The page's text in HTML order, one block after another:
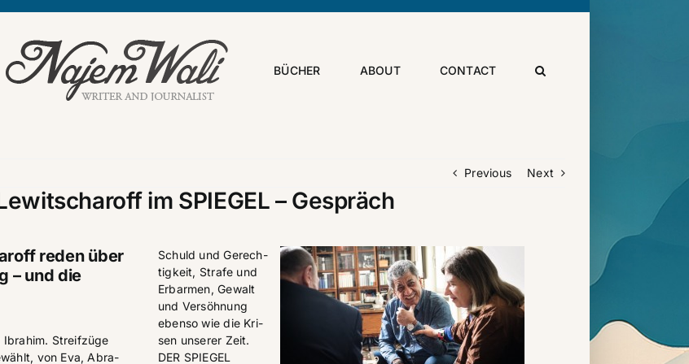
BÜCHER ABOUT CONTACT
Previous Next
im SPIEGEL – Gespräch
reden über
– und die
Streif­zü­ge
von Eva, Abra­
Schuld und Ge­rech­
tig­keit, Stra­fe und
Er­bar­men, Ge­walt
und Ver­söh­nung
eben­so wie die Kri­
sen un­se­rer Zeit.
DER SPIEGEL